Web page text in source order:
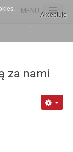
MENU
za nami
Akceptuję
;